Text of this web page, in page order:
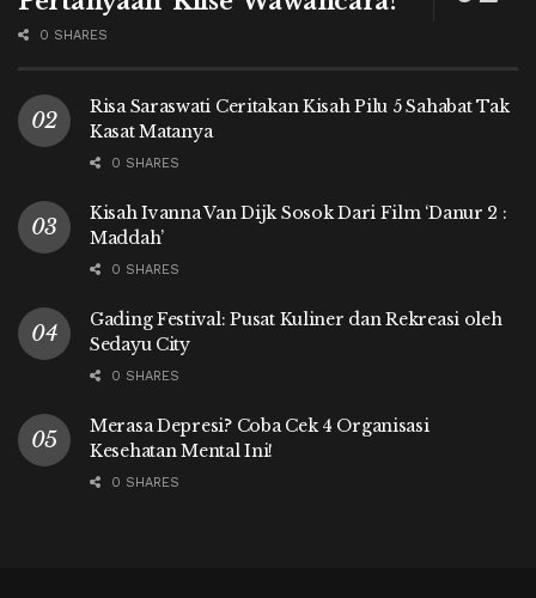
0 SHARES
Risa Saraswati Ceritakan Kisah Pilu 5 Sahabat Tak
Kasat Matanya
0 SHARES
Kisah Ivanna Van Dijk Sosok Dari Film ‘Danur 2 :
Maddah’
0 SHARES
Gading Festival: Pusat Kuliner dan Rekreasi oleh
Sedayu City
0 SHARES
Merasa Depresi? Coba Cek 4 Organisasi
Kesehatan Mental Ini!
0 SHARES